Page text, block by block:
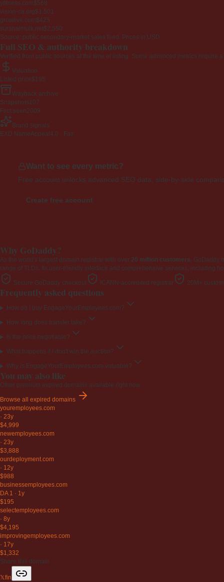
yfitness.com$568
vision-ca.org$1,501
growlive.com$425
surahalmulk.net$2,550
Source: public secondary-market sales feed. Prices in USD.
Full SEO & authority breakdown
Verified from public sources at the time of listing. Some advanced metrics require
Valuation
Listed price$195
Wayback archive
Snapshots 107
First seen2009
Brand signals
EXD NameAppeal 4.0 · Fair
Want to see every metric?
Free account unlocks advanced SEO data, side-by-side
Create free account
Why GoDaddy?
As the world's largest domain registrar with over 20 million customers, GoDaddy
range of TLDs. Its user-friendly interface and comprehensive services, including
Secure GoDaddy checkout ICANN-accredited registrar 20M+
Frequently asked questions
How do I buy EngageYourEmployees.com?
How long does transfer take?
Is the price negotiable?
What happens if I don't win the auction?
Why is EngageYourEmployees.com valuable?
You may also like
Other premium expired domains available right now.
Browse all expired domains
youremployees.com
· 23y
$4,999
newemployees.com
· 23y
$3,888
ourdeployment.com
· 12y
$988
businessemployees.com
DA 1 · 1y
$195
selectemployees.com
· 8y
$4,195
improvingemployees.com
· 17y
$1,332
Share this domain
𝕏fin